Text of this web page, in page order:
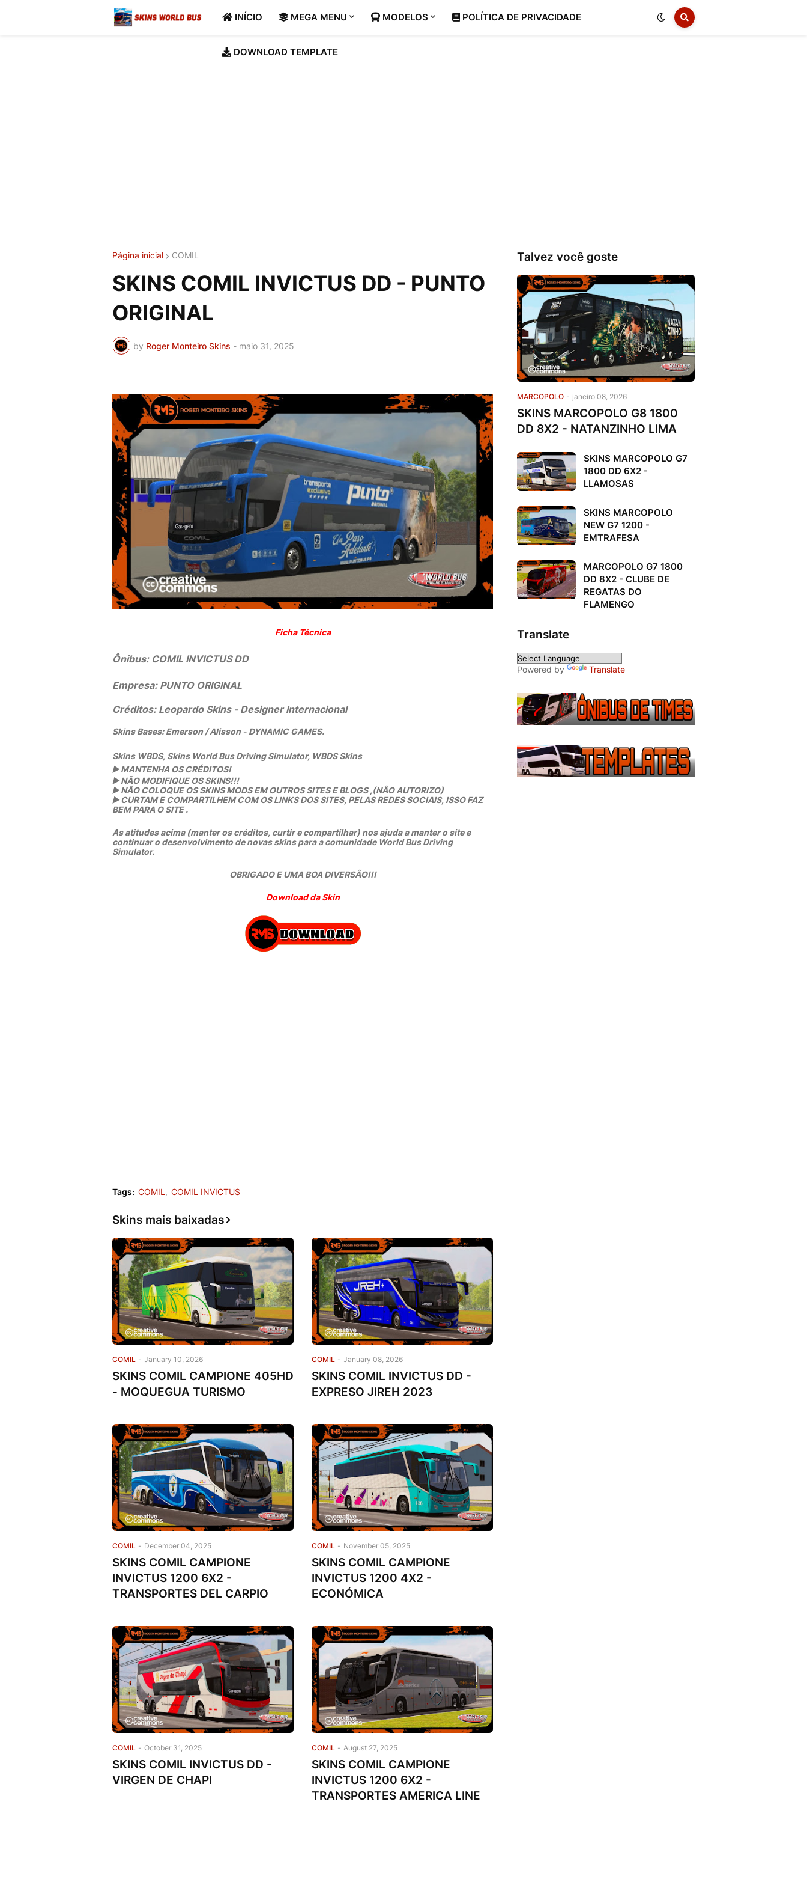
INÍCIO MEGA MENU MODELOS POLÍTICA DE PRIVACIDADE
DOWNLOAD TEMPLATE
Página inicial COMIL
SKINS COMIL INVICTUS DD - PUNTO
ORIGINAL
by Roger Monteiro Skins - maio 31, 2025
Ficha Técnica
Ônibus: COMIL INVICTUS DD
Empresa: PUNTO ORIGINAL
Créditos: Leopardo Skins- Designer Internacional
Skins Bases: Emerson / Alisson - DYNAMIC GAMES.
Skins WBDS, Skins World Bus Driving Simulator, WBDS Skins
▶️MANTENHA OS CRÉDITOS!
▶️NÃO MODIFIQUE OS SKINS!!!
▶️NÃO COLOQUE OS SKINS MODS EM OUTROS SITES E BLOGS ,(NÃO AUTORIZO)
▶️CURTAM E COMPARTILHEM COM OS LINKS DOS SITES, PELAS REDES SOCIAIS, ISSO FAZ
BEM PARA O SITE .
As atitudes acima (manter os créditos, curtir e compartilhar) nos ajuda a manter o site e
continuar o desenvolvimento de novas skins para a comunidade World Bus Driving
Simulator.
OBRIGADO E UMA BOA DIVERSÃO!!!
Download da Skin
Tags: COMIL COMIL INVICTUS
Skins mais baixadas
COMIL - January 10, 2026
SKINS COMIL CAMPIONE 405HD
- MOQUEGUA TURISMO
COMIL - January 08, 2026
SKINS COMIL INVICTUS DD -
EXPRESO JIREH 2023
COMIL - December 04, 2025
SKINS COMIL CAMPIONE
INVICTUS 1200 6X2 -
TRANSPORTES DEL CARPIO
COMIL - November 05, 2025
SKINS COMIL CAMPIONE
INVICTUS 1200 4X2 -
ECONÓMICA
COMIL - October 31, 2025
SKINS COMIL INVICTUS DD -
VIRGEN DE CHAPI
COMIL - August 27, 2025
SKINS COMIL CAMPIONE
INVICTUS 1200 6X2 -
TRANSPORTES AMERICA LINE
Talvez você goste
MARCOPOLO - janeiro 08, 2026
SKINS MARCOPOLO G8 1800
DD 8X2 - NATANZINHO LIMA
SKINS MARCOPOLO G7
1800 DD 6X2 -
LLAMOSAS
SKINS MARCOPOLO
NEW G7 1200 -
EMTRAFESA
MARCOPOLO G7 1800
DD 8X2 - CLUBE DE
REGATAS DO
FLAMENGO
Translate
Powered by Translate